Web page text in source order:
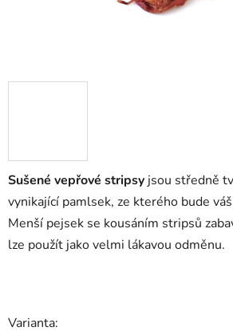
Sušené vepřové stripsy jsou středně
vynikající pamlsek, ze kterého bude
Menší pejsek se kousáním stripsů
lze použít jako velmi lákavou odměnu.
Varianta: